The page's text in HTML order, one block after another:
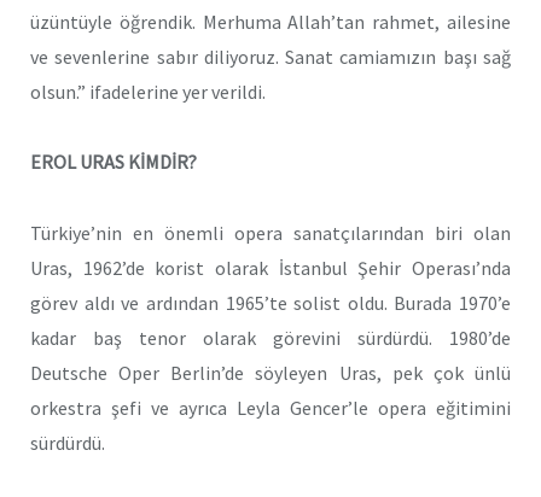
üzüntüyle öğrendik. Merhuma Allah’tan rahmet, ailesine
ve sevenlerine sabır diliyoruz. Sanat camiamızın başı sağ
olsun.” ifadelerine yer verildi.
EROL URAS KİMDİR?
Türkiye’nin en önemli opera sanatçılarından biri olan
Uras, 1962’de korist olarak İstanbul Şehir Operası’nda
görev aldı ve ardından 1965’te solist oldu. Burada 1970’e
kadar baş tenor olarak görevini sürdürdü. 1980’de
Deutsche Oper Berlin’de söyleyen Uras, pek çok ünlü
orkestra şefi ve ayrıca Leyla Gencer’le opera eğitimini
sürdürdü.